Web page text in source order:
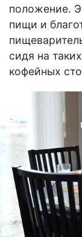
положение.
пищи и
сидя на
кофейных